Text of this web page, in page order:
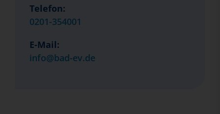
Telefon:
0201-354001
E-Mail:
info@bad-ev.de